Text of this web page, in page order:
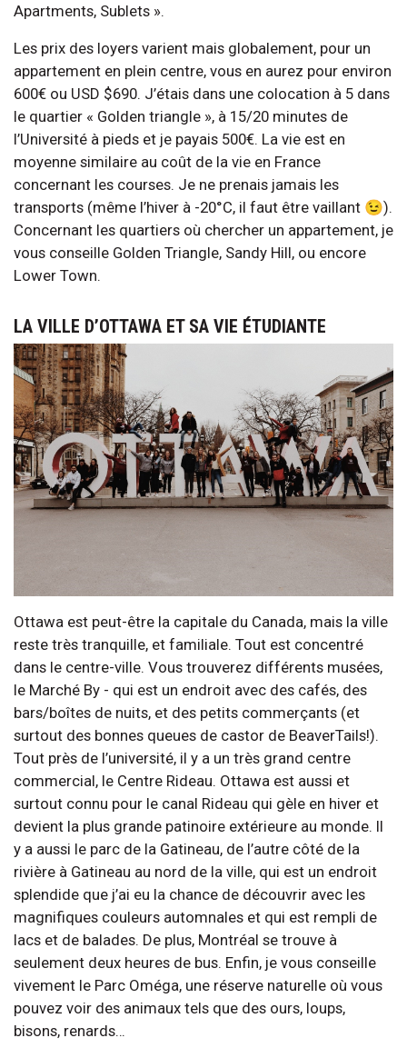
Apartments, Sublets ».
Les prix des loyers varient mais globalement, pour un
appartement en plein centre, vous en aurez pour environ
600€ ou USD $690. J’étais dans une colocation à 5 dans
le quartier « Golden triangle », à 15/20 minutes de
l’Université à pieds et je payais 500€. La vie est en
moyenne similaire au coût de la vie en France
concernant les courses. Je ne prenais jamais les
transports (même l’hiver à -20°C, il faut être vaillant 😉).
Concernant les quartiers où chercher un appartement, je
vous conseille Golden Triangle, Sandy Hill, ou encore
Lower Town.
LA VILLE D’OTTAWA ET SA VIE ÉTUDIANTE
Ottawa est peut-être la capitale du Canada, mais la ville
reste très tranquille, et familiale. Tout est concentré
dans le centre-ville. Vous trouverez différents musées,
le Marché By - qui est un endroit avec des cafés, des
bars/boîtes de nuits, et des petits commerçants (et
surtout des bonnes queues de castor de BeaverTails!).
Tout près de l’université, il y a un très grand centre
commercial, le Centre Rideau. Ottawa est aussi et
surtout connu pour le canal Rideau qui gèle en hiver et
devient la plus grande patinoire extérieure au monde. Il
y a aussi le parc de la Gatineau, de l’autre côté de la
rivière à Gatineau au nord de la ville, qui est un endroit
splendide que j’ai eu la chance de découvrir avec les
magnifiques couleurs automnales et qui est rempli de
lacs et de balades. De plus, Montréal se trouve à
seulement deux heures de bus. Enfin, je vous conseille
vivement le Parc Oméga, une réserve naturelle où vous
pouvez voir des animaux tels que des ours, loups,
bisons, renards…